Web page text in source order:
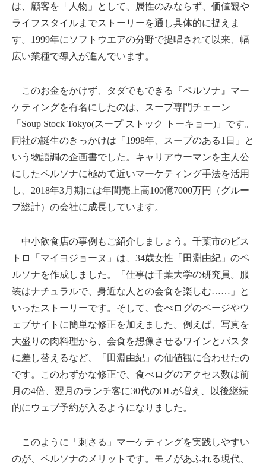
は、顧客を「人物」として、属性のみならず、価値観や
ライフスタイルまでストーリーを通し具体的に捉えま
す。1999年にソフトウエアの分野で提唱されて以来、幅
広い業種で導入が進んでいます。
このお金をかけず、タダでもできる『ペルソナ』マー
ケティングを有名にしたのは、スープ専門チェーン
「Soup Stock Tokyo(スープ ストック トーキョー)」です。
同社の誕生のきっかけは「1998年、スープのある1日」と
いう物語調の企画書でした。キャリアウーマンを主人公
にしたペルソナに極めて近いマーケティング手法を活用
し、2018年3月期には年間売上高100億7000万円（グルー
プ総計）の会社に成長しています。
中小飲食店の事例もご紹介しましょう。千葉市のビス
トロ「マイヨジョーヌ」は、34歳女性「田淵由紀」のペ
ルソナを作成しました。「仕事は千葉大学の研究員。服
装はナチュラルで、身近な人との会食を楽しむ……」と
いったストーリーです。そして、食べログのページやウ
ェブサイトに簡単な修正を加えました。例えば、写真を
大盛りの肉料理から、会食を想像させるワインとパスタ
に差し替えるなど、「田淵由紀」の価値観に合わせたの
です。このわずかな修正で、食べログのアクセス数は前
月の4倍、翌月のランチ客に30代のOLが増え、以後継続
的にウェブ予約が入るようになりました。
このように「刺さる」マーケティングを実践しやすい
のが、ペルソナのメリットです。モノがあふれる現代、